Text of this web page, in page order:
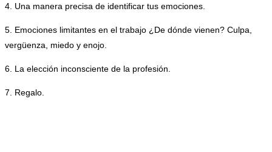
4. Una manera precisa de identificar tus emociones.
5. Emociones limitantes en el trabajo ¿De dónde vienen? Culpa,
vergüenza, miedo y enojo.
6. La elección inconsciente de la profesión.
7. Regalo.